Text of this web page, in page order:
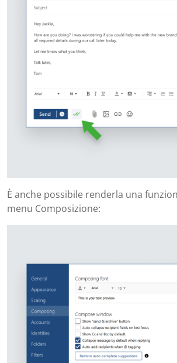
È anche possibile renderla una
menu Composizione: